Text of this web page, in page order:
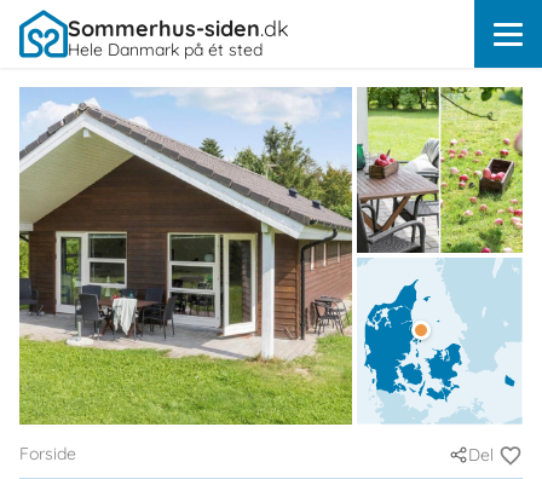
Sommerhus-siden.dk
Hele Danmark på ét sted
Forside Del